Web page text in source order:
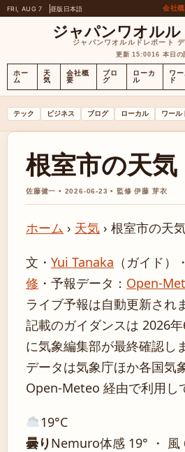
FRI, AUG 7 昼版 日本語 会社
ジャパンワオルル
ジャパンワオルルドレポート
更新 15:0016 本日の
ホー
ム
天
気
会社概
要
ブロ
グ
ローカ
ル
ワ
ド
テック ビジネス ブログ ローカル ワール
根室市の天気
佐藤健一 • 2026-06-23 • 監修 伊藤 芽衣
ホーム › 天気 › 根室市の天
文・ Yui Tanaka （ガイド） ・
修 ・ 予報データ： Open-
ライブ予報は自動更新され
記載のガイダンスは 2026
に気象編集部が最終確認し
データは気象庁ほか各国気
Open-Meteo 経由で利用し
19°C
曇りNemuro体感 19° ・